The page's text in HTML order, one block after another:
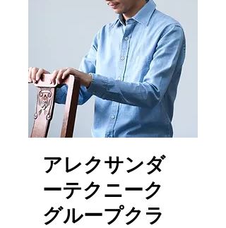
アレクサンダ
ーテクニーク
グループクラ